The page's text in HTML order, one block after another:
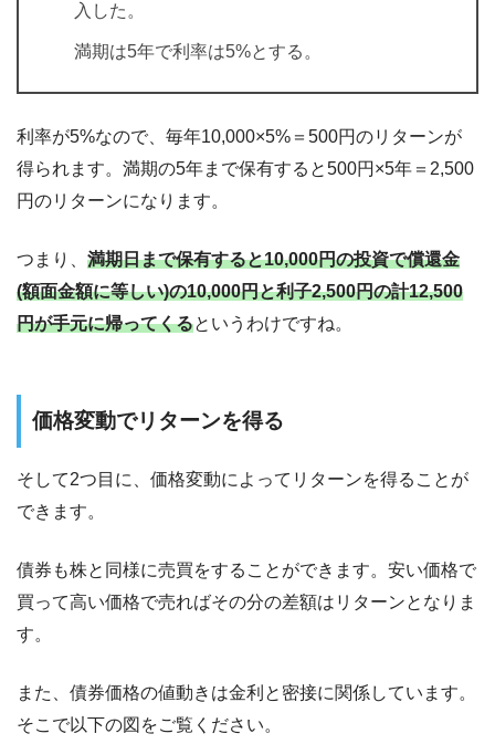
入した。
満期は5年で利率は5%とする。
利率が5%なので、毎年10,000×5%＝500円のリターンが
得られます。満期の5年まで保有すると500円×5年＝2,500
円のリターンになります。
つまり、 満期日まで保有すると10,000円の投資で償還金
(額面金額に等しい)の10,000円と利子2,500円の計12,500
円が手元に帰ってくるというわけですね。
価格変動でリターンを得る
そして2つ目に、価格変動によってリターンを得ることが
できます。
債券も株と同様に売買をすることができます。安い価格で
買って高い価格で売ればその分の差額はリターンとなりま
す。
また、債券価格の値動きは金利と密接に関係しています。
そこで以下の図をご覧ください。